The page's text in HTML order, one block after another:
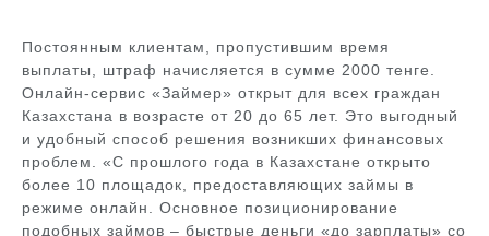
Постоянным клиентам, пропустившим время
выплаты, штраф начисляется в сумме 2000 тенге.
Онлайн-сервис «Займер» открыт для всех граждан
Казахстана в возрасте от 20 до 65 лет. Это выгодный
и удобный способ решения возникших финансовых
проблем. «С прошлого года в Казахстане открыто
более 10 площадок, предоставляющих займы в
режиме онлайн. Основное позиционирование
подобных займов – быстрые деньги «до зарплаты» со